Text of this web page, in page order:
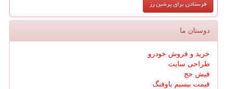
دوستان ما
خرید و فروش خودرو
طراحی سایت
فیش حج
قیمت بیسیم باوفنگ